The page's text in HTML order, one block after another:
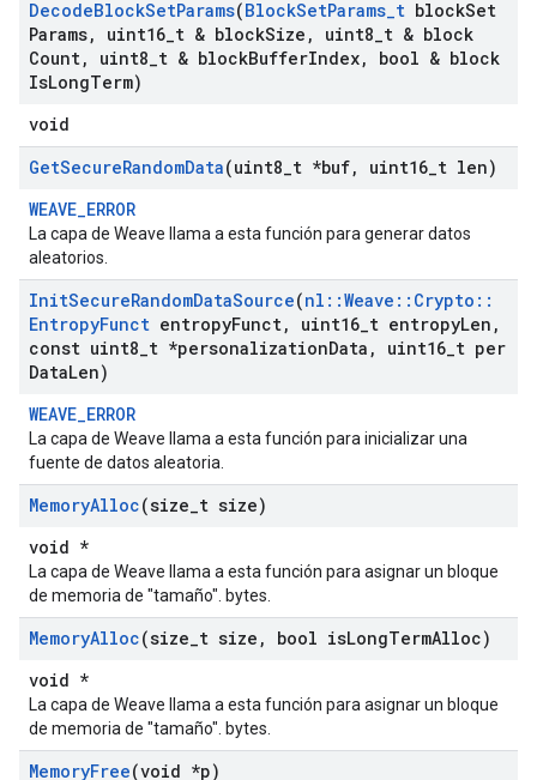
DecodeBlockSetParams(BlockSetParams_t blockSet
Params, uint16 t & blockSize , uint8 t & block
Count, uint8 t & blockBufferIndex,
bool & block
IsLongTerm)
void
GetSecureRandomData(uint8 t *buf, uint16 t len)
WEAVE_ERROR
La capa de Weave llama a esta función para generar datos
aleatorios.
InitSecureRandomDataSource(nl ::Weave :: Crypto ::
EntropyFunct entropyFunct, uint16 t entropyLen ,
const uint8 t *personalizationData , uint16 t per
DataLen)
WEAVE_ERROR
La capa de Weave llama a esta función para inicializar una
fuente de datos aleatoria.
MemoryAlloc(size t size)
void *
La capa de Weave llama a esta función para asignar un bloque
de memoria de "tamaño". bytes.
MemoryAlloc(size t size , bool isLongTermAlloc)
void *
La capa de Weave llama a esta función para asignar un bloque
de memoria de "tamaño". bytes.
MemoryFree(void *p)